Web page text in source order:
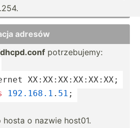
adresów
potrze­bujemy:
XX:XX:­XX:­XX:­XX:XX;
192.168.1 . 51 ;
o nazwie host01.